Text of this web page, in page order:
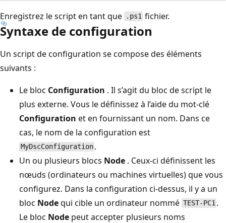
Enregistrez le script en tant que .ps1 fichier.
Syntaxe de configuration
Un script de configuration se compose des éléments
suivants :
Le bloc Configuration . Il s’agit du bloc de script le
plus externe. Vous le définissez à l’aide du mot-clé
Configuration et en fournissant un nom. Dans ce
cas, le nom de la configuration est
MyDscConfiguration .
Un ou plusieurs blocs Node . Ceux-ci définissent les
nœuds (ordinateurs ou machines virtuelles) que vous
configurez. Dans la configuration ci-dessus, il y a un
bloc Nodequi cible un ordinateur nommé TEST-PC1 .
Le bloc Node peut accepter plusieurs noms